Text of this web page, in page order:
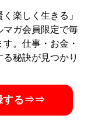
楽しく生きる」
マガ会員限定で毎
。仕事・お金・
秘訣が見つかり
する⇒⇒